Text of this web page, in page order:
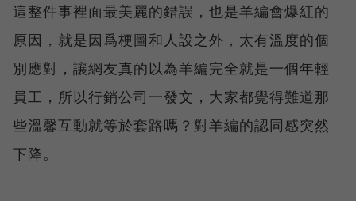
這整件事裡面最美麗的錯誤，也是羊編會爆紅的
原因，就是因爲梗圖和人設之外，太有溫度的個
別應對，讓網友真的以為羊編完全就是一個年輕
員工，所以行銷公司一發文，大家都覺得難道那
些溫馨互動就等於套路嗎？對羊編的認同感突然
下降。